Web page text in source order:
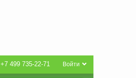
Войти
+7 499 735-22-71